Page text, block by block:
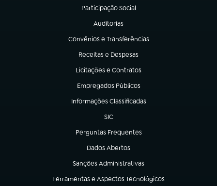
Participação Social
(abre em nova aba)
Auditorias
(abre em nova aba)
Convênios e Transferências
(abre em nova aba)
Receitas e Despesas
(abre em nova aba)
Licitações e Contratos
(abre em nova aba)
Empregados Públicos
(abre em nova aba)
Informações Classificadas
(abre em nova aba)
SIC
(abre em nova aba)
Perguntas Frequentes
(abre em nova aba)
Dados Abertos
(abre em nova aba)
Sanções Administrativas
(abre em nova aba)
Ferramentas e Aspectos Tecnológicos
(abre em nova aba)